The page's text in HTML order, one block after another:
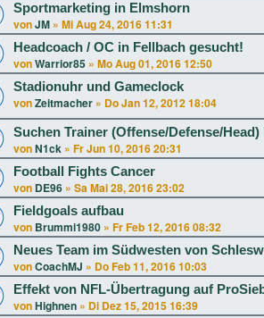
Sportmarketing in Elmshorn
vonJM » Mi Aug 24, 2016 11:31
Headcoach / OC in Fellbach gesucht!
vonWarrior85 » Mo Aug 01, 2016 12:50
Stadionuhr und Gameclock
vonZeitmacher » Do Jan 12, 2012 18:04
Suchen Trainer (Offense/Defense/Head)
vonN1ck » Fr Jun 10, 2016 20:31
Football Fights Cancer
von DE96 » Sa Mai 28, 2016 23:02
Fieldgoals aufbau
von Brummi1980 » Fr Feb 12, 2016 08:32
Neues Team im Südwesten von
vonCoachMJ » Do Feb 11, 2016 10:03
Effekt von NFL-Übertragung auf
vonHighnen » Di Dez 15, 2015 16:39